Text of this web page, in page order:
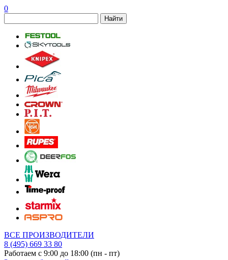
0
Найти
ВСЕ ПРОИЗВОДИТЕЛИ
8 (495) 669 33 80
Работаем с 9:00 до 18:00 (пн - пт)